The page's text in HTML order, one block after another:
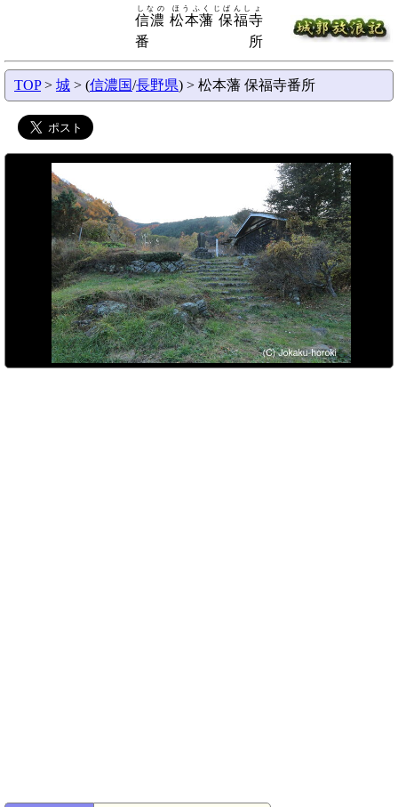
信濃 松本藩 保福寺
番所
しなの ほうふくじばんしょ
TOP> 城 > (信濃国/長野県) > 松本藩 保福寺番所